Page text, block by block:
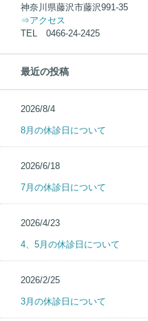
神奈川県藤沢市藤沢991-35
⇒アクセス
TEL 0466-24-2425
最近の投稿
2026/8/4
8月の休診日について
2026/6/18
7月の休診日について
2026/4/23
4、5月の休診日について
2026/2/25
3月の休診日について